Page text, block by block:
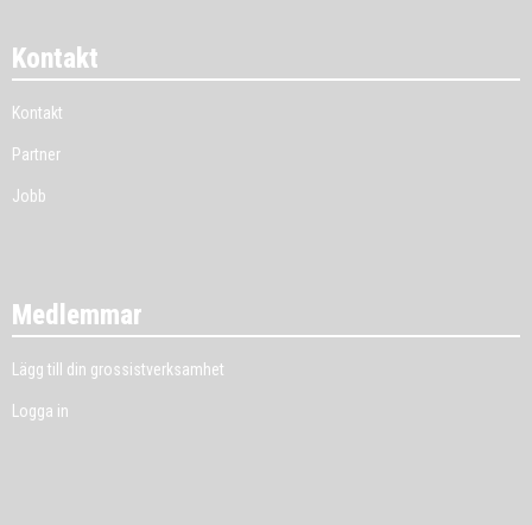
Kontakt
Kontakt
Partner
Jobb
Medlemmar
Lägg till din grossistverksamhet
Logga in